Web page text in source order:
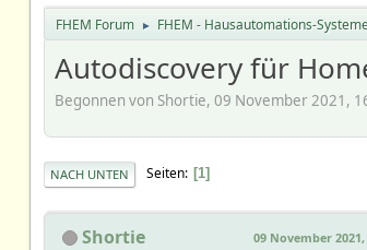
FHEM Forum ► FHEM - Hausautomations-
Autodiscovery für
Begonnen von Shortie, 09 November 2021,
NACH UNTEN Seiten 1
Shortie 09 November 2021,